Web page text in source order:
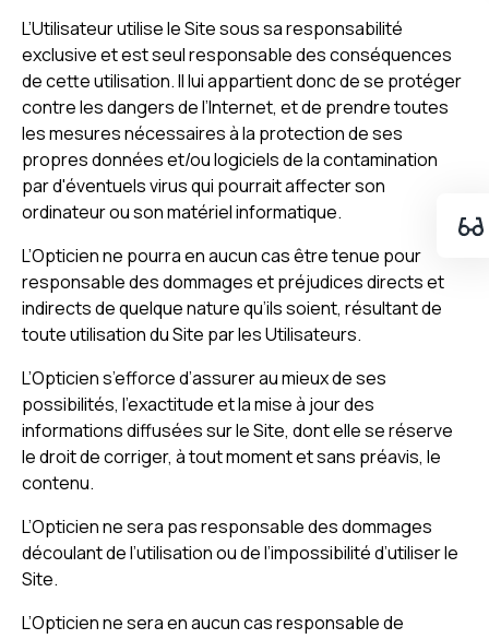
L’Utilisateur utilise le Site sous sa responsabilité
exclusive et est seul responsable des conséquences
de cette utilisation. Il lui appartient donc de se protéger
contre les dangers de l’Internet, et de prendre toutes
les mesures nécessaires à la protection de ses
propres données et/ou logiciels de la contamination
par d'éventuels virus qui pourrait affecter son
ordinateur ou son matériel informatique.
L’Opticien ne pourra en aucun cas être tenue pour
responsable des dommages et préjudices directs et
indirects de quelque nature qu’ils soient, résultant de
toute utilisation du Site par les Utilisateurs.
L’Opticien s’efforce d’assurer au mieux de ses
possibilités, l’exactitude et la mise à jour des
informations diffusées sur le Site, dont elle se réserve
le droit de corriger, à tout moment et sans préavis, le
contenu.
L’Opticien ne sera pas responsable des dommages
découlant de l’utilisation ou de l’impossibilité d’utiliser le
Site.
L’Opticien ne sera en aucun cas responsable de